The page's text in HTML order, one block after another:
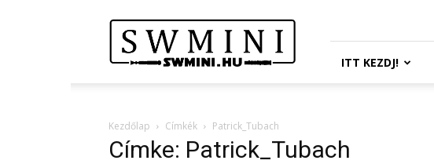
Wars
Miniatures
Portál
ITT KEZDJ!
Kezdőlap Címkék Patrick_Tubach
Címke: Patrick_Tubach